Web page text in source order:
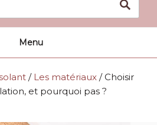
Menu
/ Les matériaux / Choisir
et pourquoi pas ?